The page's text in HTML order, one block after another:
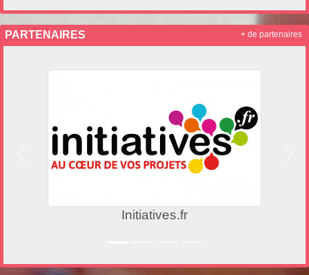
PARTENAIRES
Initiatives.fr
Précedent
+ de partenaires